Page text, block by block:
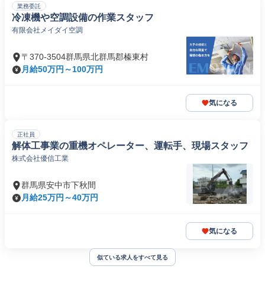
業務委託
冷凍機や空調設備の作業スタッフ
有限会社メイダイ空調
〒370-3504群馬県北群馬郡榛東村
月給50万円～100万円
気になる
正社員
解体工事業の重機オペレーター、運転手、現場スタッフ
株式会社優信工業
群馬県安中市下秋間
月給25万円～40万円
気になる
似ている求人をすべて見る